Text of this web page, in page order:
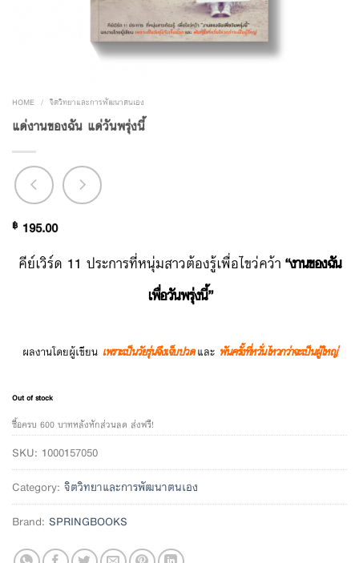
HOME / จิตวิทยาและการพัฒนาตนเอง
แด่งานของฉัน แด่วันพรุ่งนี้
฿ 195.00
คีย์เวิร์ด 11 ประการที่หนุ่มสาวต้องรู้เพื่อไขว่คว้า “งานของฉัน
เพื่อวันพรุ่งนี้”
ผลงานโดยผู้เขียน เพราะเป็นวัยรุ่นจึงเจ็บปวด และ พันครั้งที่หวั่นไหวกว่าจะเป็นผู้ใหญ่
Out of stock
ซื้อครบ 600 บาทหลังหักส่วนลด ส่งฟรี!
SKU: 1000157050
Category: จิตวิทยาและการพัฒนาตนเอง
Brand: SPRINGBOOKS